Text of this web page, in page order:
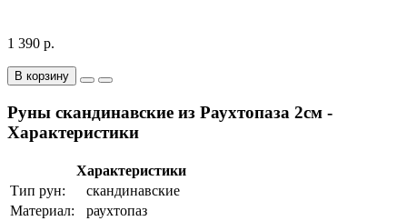
1 390 р.
В корзину
Руны скандинавские из Раухтопаза 2см -
Характеристики
Характеристики
Тип рун:
скандинавские
Материал:
раухтопаз